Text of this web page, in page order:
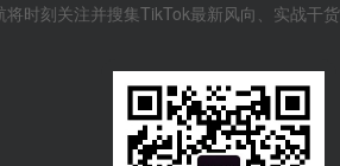
时刻关注并搜集TikTok最新风向、实战干